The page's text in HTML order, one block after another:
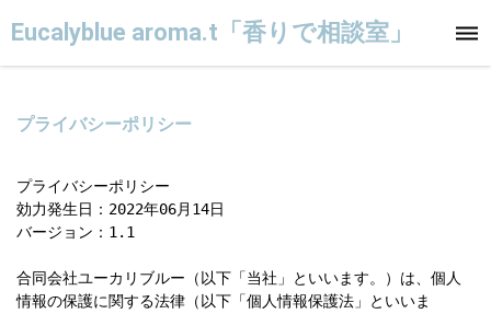
Eucalyblue aroma.t「香りで相談室」
プライバシーポリシー
プライバシーポリシー
効力発生日：2022年06月14日
バージョン：1.1
合同会社ユーカリブルー（以下「当社」といいます。）は、個人
情報の保護に関する法律（以下「個人情報保護法」といいま